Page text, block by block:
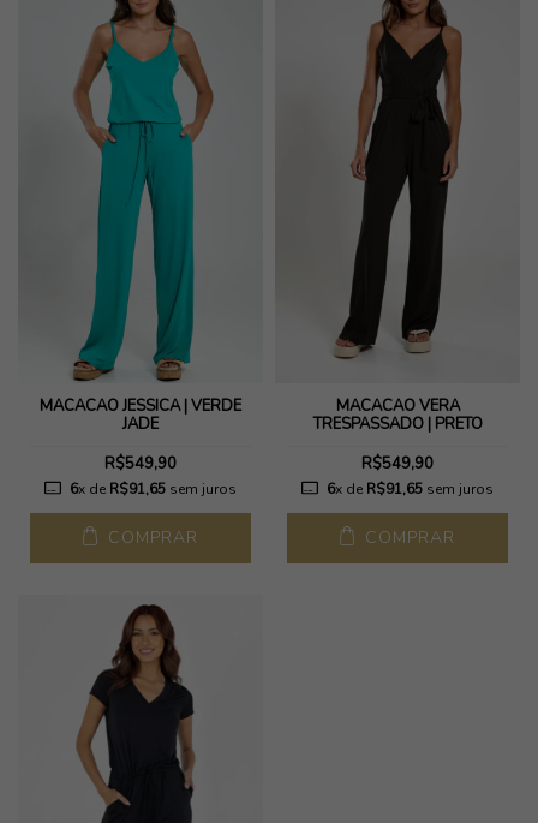
MACACÃO JESSICA | VERDE
JADE
R$549,90
6x de R$91,65sem juros
COMPRAR
MACACAO VERA
TRESPASSADO | PRETO
R$549,90
6x de R$91,65sem juros
COMPRAR